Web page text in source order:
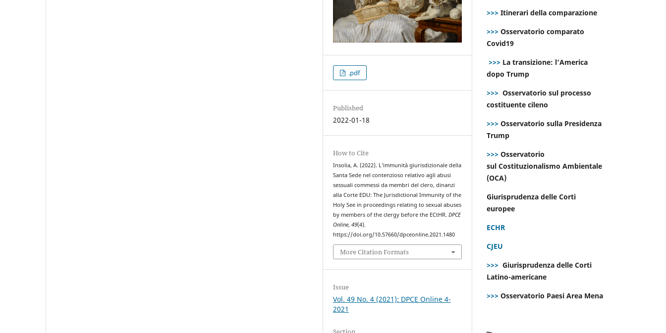
.pdf
Published
2022-01-18
How to Cite
Insolia, A. (2022). L’immunità giurisdizionale della
Santa Sede nel contenzioso relativo agli abusi
sessuali commessi da membri del clero, dinanzi
alla Corte EDU: The Jurisdictional Immunity of the
Holy See in proceedings relating to sexual abuses
by members of the clergy before the ECtHR.DPCE
Online,49(4).
https://doi.org/10.57660/dpceonline.2021.1480
More Citation Formats
Issue
Vol. 49 No. 4 (2021): DPCE Online 4-
2021
>>> Itinerari della comparazione
>>> Osservatorio comparato
Covid19
>>> La transizione: l’America
dopo Trump
>>> Osservatorio sul processo
costituente cileno
>>> Osservatorio sulla Presidenza
Trump
>>> Osservatorio
sul Costituzionalismo Ambientale
(OCA)
Giurisprudenza delle Corti
europee
ECHR
CJEU
>>> Giurisprudenza delle Corti
Latino-americane
>>> Osservatorio Paesi Area Mena